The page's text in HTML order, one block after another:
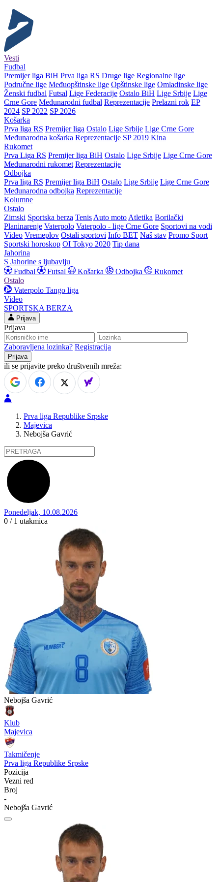
Vesti
Fudbal
Premijer liga BiH Prva liga RS Druge lige Regionalne lige
Područne lige Međuopštinske lige Opštinske lige Omladinske lige
Ženski fudbal Futsal Lige Federacije Ostalo BiH Lige Srbije Lige
Crne Gore Međunarodni fudbal Reprezentacije Prelazni rok EP
2024 SP 2022 SP 2026
Košarka
Prva liga RS Premijer liga Ostalo Lige Srbije Lige Crne Gore
Međunarodna košarka Reprezentacije SP 2019 Kina
Rukomet
Prva Liga RS Premijer liga BiH Ostalo Lige Srbije Lige Crne Gore
Međunarodni rukomet Reprezentacije
Odbojka
Prva liga RS Premijer liga BiH Ostalo Lige Srbije Lige Crne Gore
Međunarodna odbojka Reprezentacije
Kolumne
Ostalo
Zimski Sportska berza Tenis Auto moto Atletika Borilački
Planinarenje Vaterpolo Vaterpolo - lige Crne Gore Sportovi na vodi
Video Vremeplov Ostali sportovi Info BET Naš stav Promo Sport
Sportski horoskop OI Tokyo 2020 Tip dana
Jahorina
S Jahorine s ljubavlju
Fudbal
Futsal Košarka Odbojka
Rukomet
Ostalo
Vaterpolo Tango liga
Video
SPORTSKA BERZA
Prijava
Prijava
Zaboravljena lozinka? Registracija
ili se prijavite preko društvenih mreža:
Prva liga Republike Srpske
Majevica
Nebojša Gavrić
Ponedeljak, 10.08.2026
0 / 1 utakmica
Nebojša Gavrić
Klub
Majevica
Takmičenje
Prva liga Republike Srpske
Pozicija
Vezni red
Broj
-
Nebojša Gavrić